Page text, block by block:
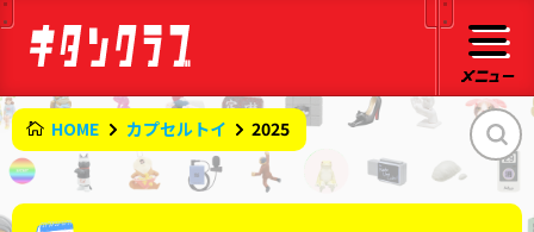
HOME カプセルトイ 2025
オリジナル